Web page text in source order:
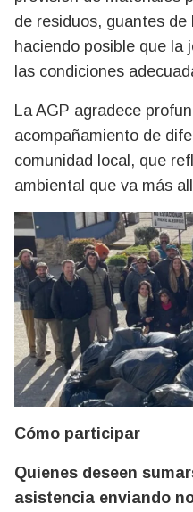
de residuos, guantes
haciendo posible que la
las condiciones
La AGP agradece
acompañamiento de
comunidad local, que
ambiental que va más
Cómo participar
Quienes deseen
asistencia enviando